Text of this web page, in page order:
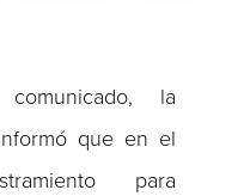
la
que en el
para